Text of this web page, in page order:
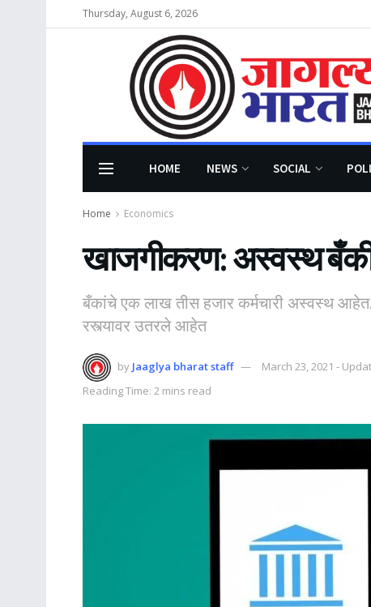
Thursday, August 6, 2026
HOME NEWS SOCIAL
Home Economics
खाजगीकरण: अस्वस्थ
बँकांचे एक लाख तीस हजार कर्मचारी अस्वस्थ आहेत.
रस्त्यावर उतरले आहेत
by Jaaglya bharat staff March 23, 2021 -
Reading Time: 2 mins read